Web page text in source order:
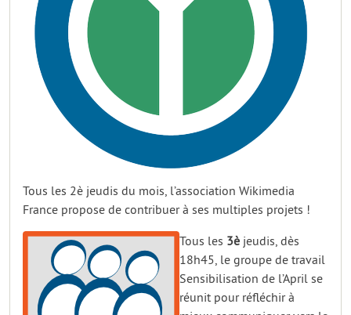
Tous les 2è jeudis du mois, l’association Wikimedia
France propose de contribuer à ses multiples projets !
Tous les 3è jeudis, dès
18h45, le groupe de travail
Sensibilisation de l’April se
réunit pour réfléchir à